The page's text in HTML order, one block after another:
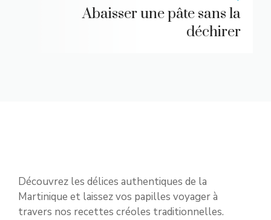
Abaisser une pâte sans la
déchirer
Découvrez les délices authentiques de la
Martinique et laissez vos papilles voyager à
travers nos recettes créoles traditionnelles.